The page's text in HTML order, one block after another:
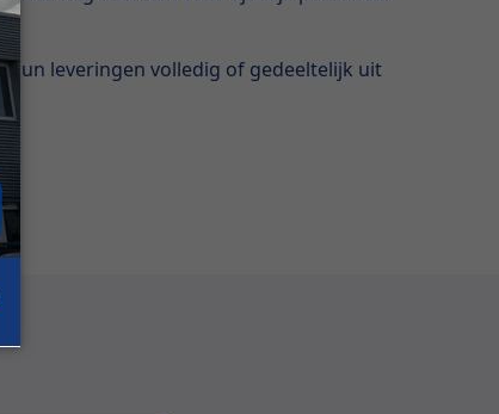
leveringen volledig of gedeeltelijk uit